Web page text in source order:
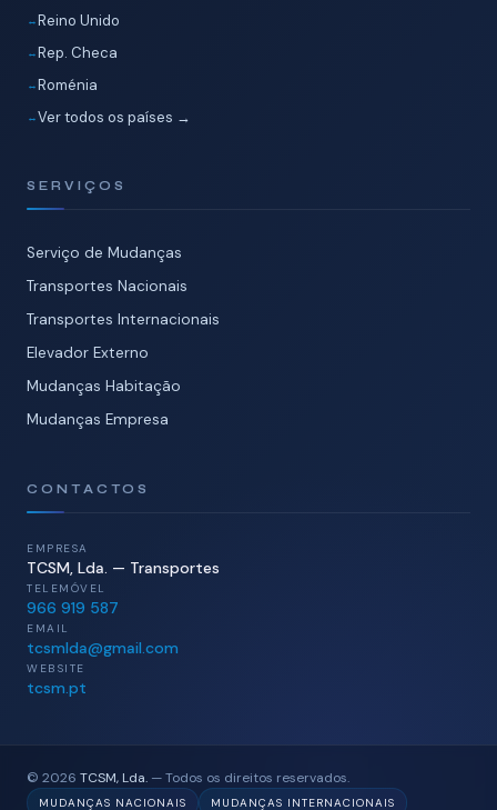
Reino Unido
Rep. Checa
Roménia
Ver todos os países →
SERVIÇOS
Serviço de Mudanças
Transportes Nacionais
Transportes Internacionais
Elevador Externo
Mudanças Habitação
Mudanças Empresa
CONTACTOS
EMPRESA
TCSM, Lda. — Transportes
TELEMÓVEL
966 919 587
EMAIL
tcsmlda@gmail.com
WEBSITE
tcsm.pt
© 2026 TCSM, Lda. — Todos os direitos reservados.
MUDANÇAS NACIONAIS MUDANÇAS INTERNACIONAIS